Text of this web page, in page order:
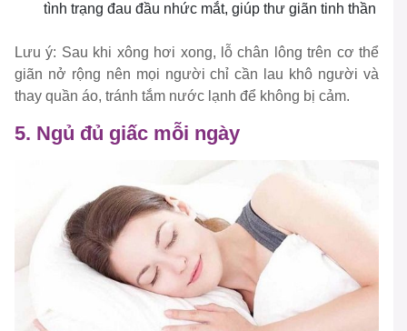
tình trạng đau đầu nhức mắt, giúp thư giãn tinh thần
Lưu ý: Sau khi xông hơi xong, lỗ chân lông trên cơ thể
giãn nở rộng nên mọi người chỉ cần lau khô người và
thay quần áo, tránh tắm nước lạnh để không bị cảm.
5. Ngủ đủ giấc mỗi ngày